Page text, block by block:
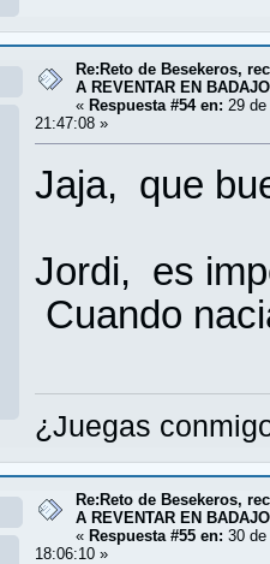
Re:Reto de Besekeros,
A REVENTAR EN
« Respuesta #54 en: 29
21:47:08 »
Jaja, que
Jordi, es
Cuando
¿Juegas
Re:Reto de Besekeros,
A REVENTAR EN
« Respuesta #55 en: 30 de
18:06:10 »